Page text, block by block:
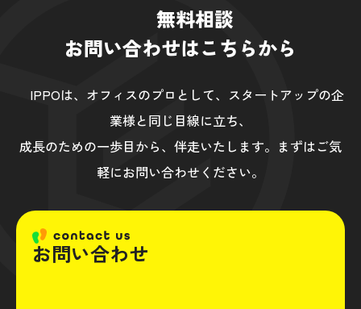
無料相談
お問い合わせはこちらから
IPPOは、オフィスのプロとして、スタートアップの企
業様と同じ目線に立ち、
成長のための一歩目から、伴走いたします。まずはご気
軽にお問い合わせください。
お問い合わせ